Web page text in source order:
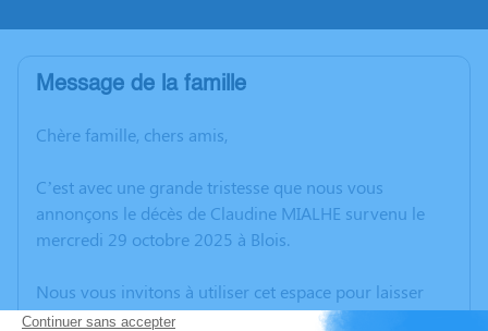
Message de la famille
Chère famille, chers amis,
C’est avec une grande tristesse que nous vous
annonçons le décès de Claudine MIALHE survenu le
mercredi 29 octobre 2025 à Blois.
Nous vous invitons à utiliser cet espace pour laisser
vos condoléances, partager des photos souvenirs, une